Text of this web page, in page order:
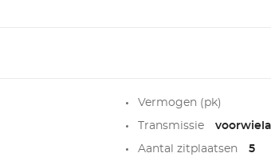
Vermogen (pk)
Transmissie
Aantal zitplaatsen 5